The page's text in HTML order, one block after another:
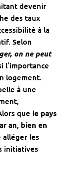
devenir
des taux
à la
Selon
on ne peut
l’importance
logement.
à une
que le pays
an, bien en
alléger les
initiatives